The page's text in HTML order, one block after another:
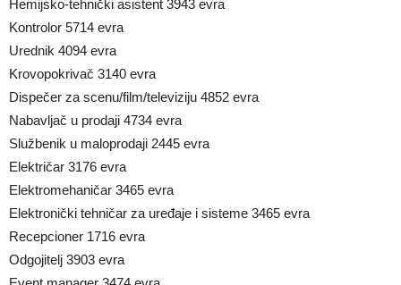
Hemijsko-tehnički asistent 3943 evra
Kontrolor 5714 evra
Urednik 4094 evra
Krovopokrivač 3140 evra
Dispečer za scenu/film/televiziju 4852 evra
Nabavljač u prodaji 4734 evra
Službenik u maloprodaji 2445 evra
Električar 3176 evra
Elektromehaničar 3465 evra
Elektronički tehničar za uređaje i sisteme 3465 evra
Recepcioner 1716 evra
Odgojitelj 3903 evra